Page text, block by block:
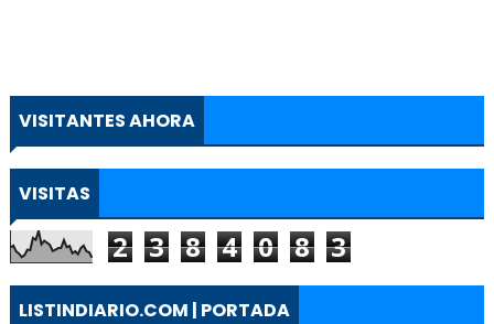
VISITANTES AHORA
VISITAS
2 3 8 4 0 8 3
LISTINDIARIO.COM | PORTADA